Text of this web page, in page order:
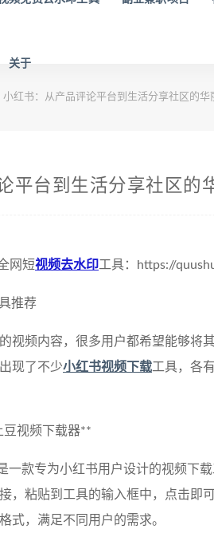
关于
小红书：从产品评论平台到生活分享社区的华
平台到生活分享社区的
网短视频去水印工具：https://
推荐
视频内容，很多用户都希望能够将
现了不少小红书视频下载工具，各
视频下载器**
一款专为小红书用户设计的视频下
，粘贴到工具的输入框中，点击即
式，满足不同用户的需求。